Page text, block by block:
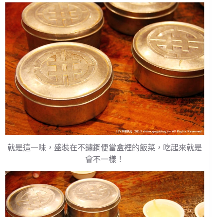
就是這一味，盛裝在不鏽鋼便當盒裡的飯菜，吃起來就是
會不一樣！